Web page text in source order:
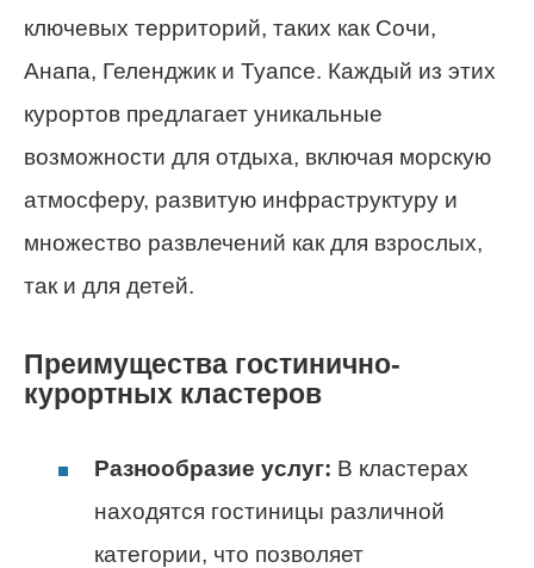
ключевых территорий, таких как Сочи,
Анапа, Геленджик и Туапсе. Каждый из этих
курортов предлагает уникальные
возможности для отдыха, включая морскую
атмосферу, развитую инфраструктуру и
множество развлечений как для взрослых,
так и для детей.
Преимущества гостинично-
курортных кластеров
Разнообразие услуг: В кластерах
находятся гостиницы различной
категории, что позволяет